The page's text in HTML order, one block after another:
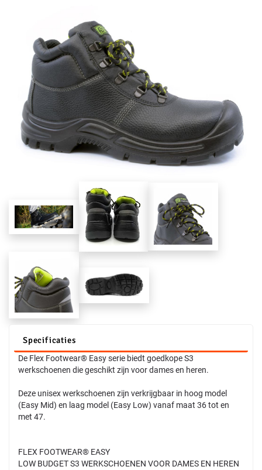
Specificaties
De Flex Footwear® Easy serie biedt goedkope S3
werkschoenen die geschikt zijn voor dames en heren.
Deze unisex werkschoenen zijn verkrijgbaar in hoog model
(Easy Mid) en laag model (Easy Low) vanaf maat 36 tot en
met 47.
FLEX FOOTWEAR® EASY
LOW BUDGET S3 WERKSCHOENEN VOOR DAMES EN HEREN